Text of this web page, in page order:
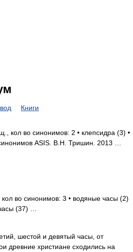
Книги
кол во синонимов: 2 • клепсидра (3) •
ASIS. В.Н. Тришин. 2013 …
во синонимов: 3 • водяные часы (2)
(37) …
шестой и девятый часы, от
древние христиане сходились на